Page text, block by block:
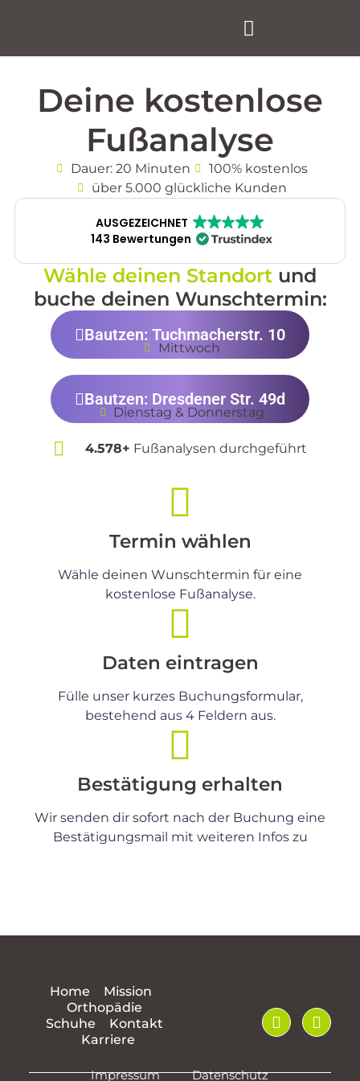
Deine kostenlose
Fußanalyse
Dauer: 20 Minuten
100% kostenlos
über 5.000 glückliche Kunden
AUSGEZEICHNET
143 Bewertungen
Wähle deinen Standort und
buche deinen Wunschtermin:
Bautzen: Tuchmacherstr. 10
Mittwoch
Bautzen: Dresdener Str. 49d
Dienstag & Donnerstag
4.578+ Fußanalysen durchgeführt
Termin wählen
Wähle deinen Wunschtermin für eine
kostenlose Fußanalyse.
Daten eintragen
Fülle unser kurzes Buchungsformular,
bestehend aus 4 Feldern aus.
Bestätigung erhalten
Wir senden dir sofort nach der Buchung eine
Bestätigungsmail mit weiteren Infos zu
Home
Mission
Orthopädie
Schuhe
Kontakt
Karriere
Impressum Datenschutz